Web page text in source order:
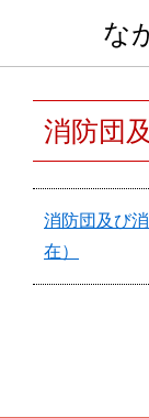
な
消防団
消防団及び
在）